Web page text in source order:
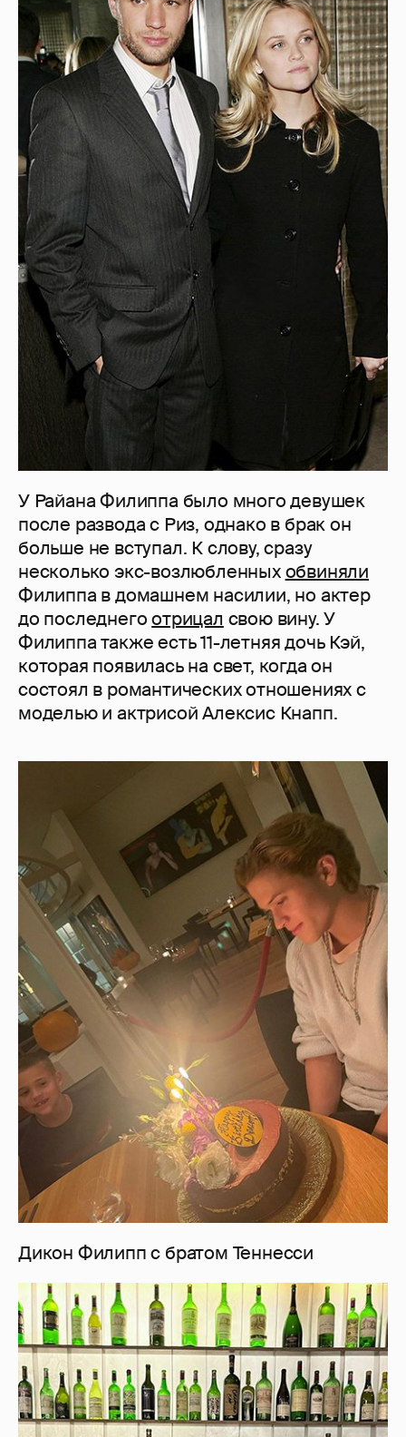
У Райана Филиппа было много девушек
после развода с Риз, однако в брак он
больше не вступал. К слову, сразу
несколько экс-возлюбленныхобвиняли
Филиппа в домашнем насилии, но актер
до последнегоотрицал свою вину. У
Филиппа также есть 11-летняя дочь Кэй,
которая появилась на свет, когда он
состоял в романтических отношениях с
моделью и актрисой Алексис Кнапп.
Дикон Филипп с братом Теннесси